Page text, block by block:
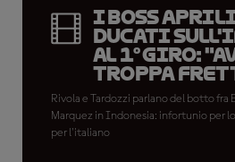
I boss
Ducati
al 1° giro:
troppa
Rivola e Tardozzi parlano del botto fra
Marquez in Indonesia: infortunio per
per l'italiano